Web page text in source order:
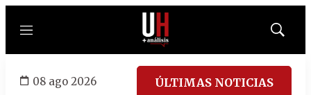
Menú
Mostrar
08 ago 2026 ÚLTIMAS NOTICIAS